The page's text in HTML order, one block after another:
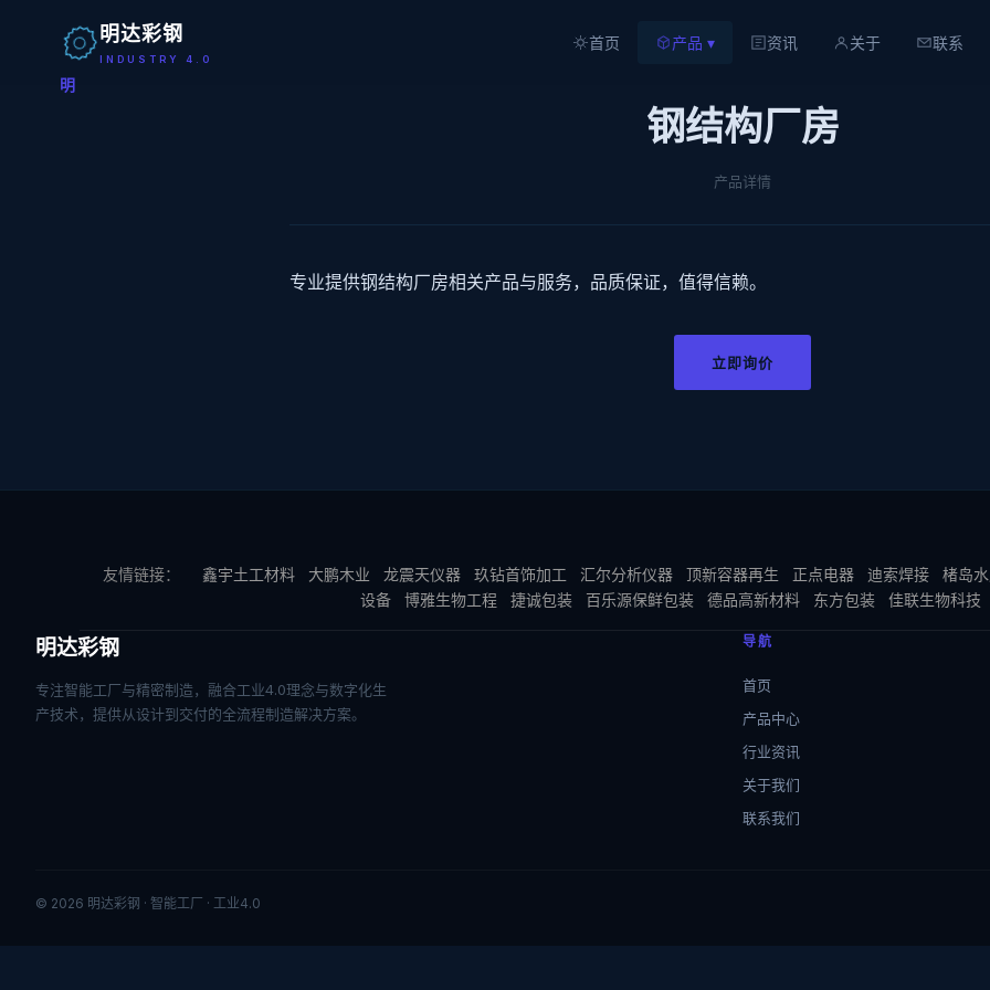
明
明达彩钢
INDUSTRY 4.0
首页 产品 ▾ 资讯 关于 联系
钢结构厂房
产品详情
专业提供钢结构厂房相关产品与服务，品质保证，值得信赖。
立即询价
友情链接： 鑫宇土工材料 大鹏木业 龙震天仪器 玖钻首饰加工 汇尔分析仪器 顶新容器再生 正点电器 迪索焊接
楮岛
设备
博雅生物工程 捷诚包装 百乐源保鲜包装 德品高新材料 东方包装 佳联生物科技
明达彩钢
专注智能工厂与精密制造，融合工业4.0理念与数字化生
产技术，提供从设计到交付的全流程制造解决方案。
导航
首页
产品中心
行业资讯
关于我们
联系我们
© 2026 明达彩钢 · 智能工厂 · 工业4.0